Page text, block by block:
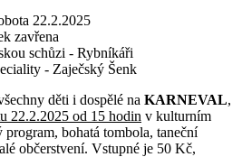
22.2.2025
zavřena
schůzi - Rybníkáři
- Zaječský Šenk
děti i dospělé na KARNEVAL,
22.2.2025 od 15 hodin v kulturním
bohatá tombola, taneční
občerstvení. Vstupné je 50 Kč,